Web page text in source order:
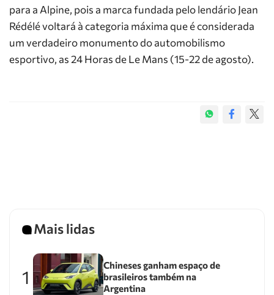
para a Alpine, pois a marca fundada pelo lendário Jean
Rédélé voltará à categoria máxima que é considerada
um verdadeiro monumento do automobilismo
esportivo, as 24 Horas de Le Mans (15-22 de agosto).
Mais lidas
1
Chineses ganham espaço de
brasileiros também na
Argentina